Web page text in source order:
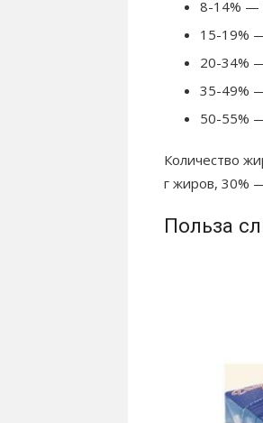
8-14% —
15-19%
20-34%
35-49%
50-55%
Количество
г жиров, 30%
Польза